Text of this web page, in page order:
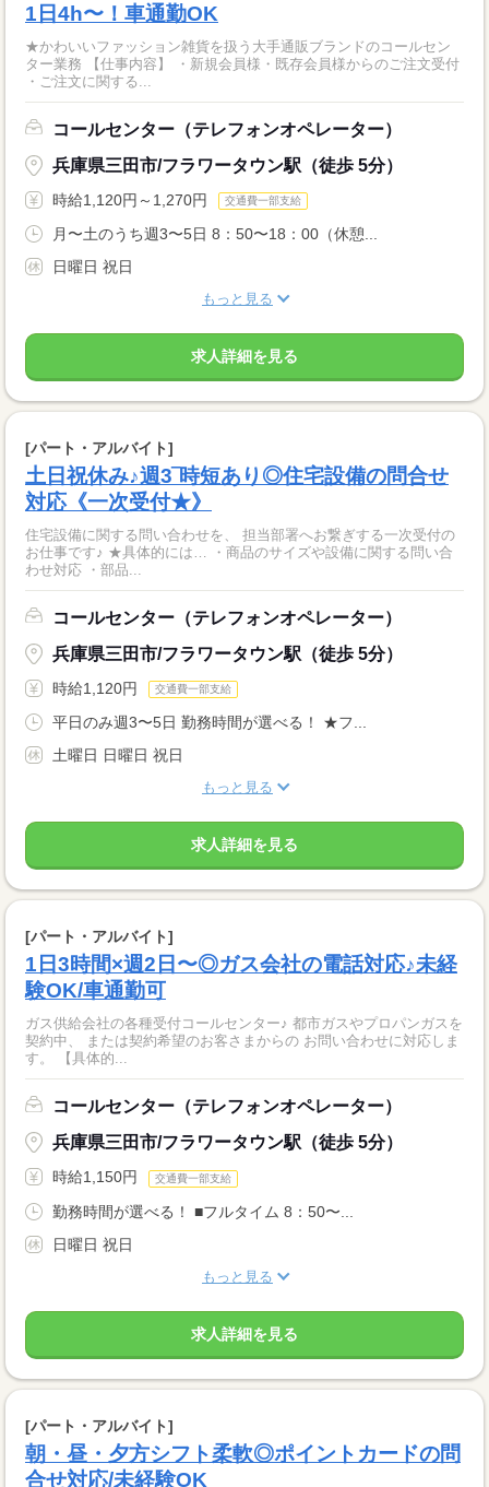
1日4h〜！車通勤OK
★かわいいファッション雑貨を扱う大手通販ブランドのコールセン
ター業務 【仕事内容】 ・新規会員様・既存会員様からのご注文受付
・ご注文に関する...
コールセンター（テレフォンオペレーター）
兵庫県三田市/フラワータウン駅（徒歩 5分）
時給1,120円～1,270円 交通費一部支給
月〜土のうち週3〜5日 8：50〜18：00（休憩...
日曜日 祝日
もっと見る
求人詳細を見る
[パート・アルバイト]
土日祝休み♪週3‾時短あり◎住宅設備の問合せ
対応《一次受付★》
住宅設備に関する問い合わせを、 担当部署へお繋ぎする一次受付の
お仕事です♪ ★具体的には… ・商品のサイズや設備に関する問い合
わせ対応 ・部品...
コールセンター（テレフォンオペレーター）
兵庫県三田市/フラワータウン駅（徒歩 5分）
時給1,120円 交通費一部支給
平日のみ週3〜5日 勤務時間が選べる！ ★フ...
土曜日 日曜日 祝日
もっと見る
求人詳細を見る
[パート・アルバイト]
1日3時間×週2日〜◎ガス会社の電話対応♪未経
験OK/車通勤可
ガス供給会社の各種受付コールセンター♪ 都市ガスやプロパンガスを
契約中、 または契約希望のお客さまからの お問い合わせに対応しま
す。 【具体的...
コールセンター（テレフォンオペレーター）
兵庫県三田市/フラワータウン駅（徒歩 5分）
時給1,150円 交通費一部支給
勤務時間が選べる！ ■フルタイム 8：50〜...
日曜日 祝日
もっと見る
求人詳細を見る
[パート・アルバイト]
朝・昼・夕方シフト柔軟◎ポイントカードの問
合せ対応/未経験OK